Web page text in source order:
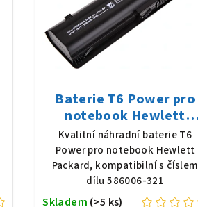
Baterie T6 Power pro
notebook Hewlett
Packard 586006-321, Li-
Ion, 10,8 V, 5200 mAh (56
Wh), černá
Kvalitní náhradní baterie T6
Power pro notebook Hewlett
Packard, kompatibilní s číslem
dílu 586006-321
Skladem (>5 ks)